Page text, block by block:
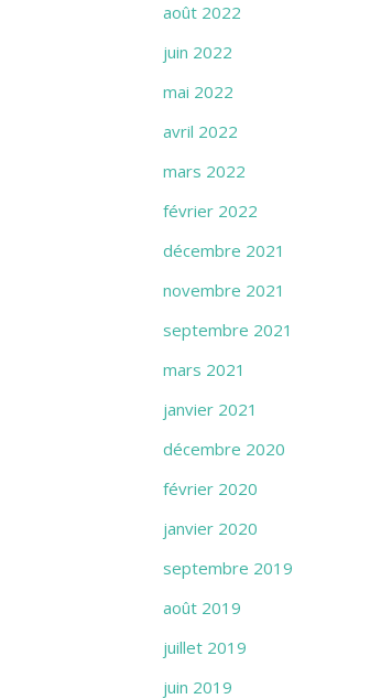
août 2022
juin 2022
mai 2022
avril 2022
mars 2022
février 2022
décembre 2021
novembre 2021
septembre 2021
mars 2021
janvier 2021
décembre 2020
février 2020
janvier 2020
septembre 2019
août 2019
juillet 2019
juin 2019